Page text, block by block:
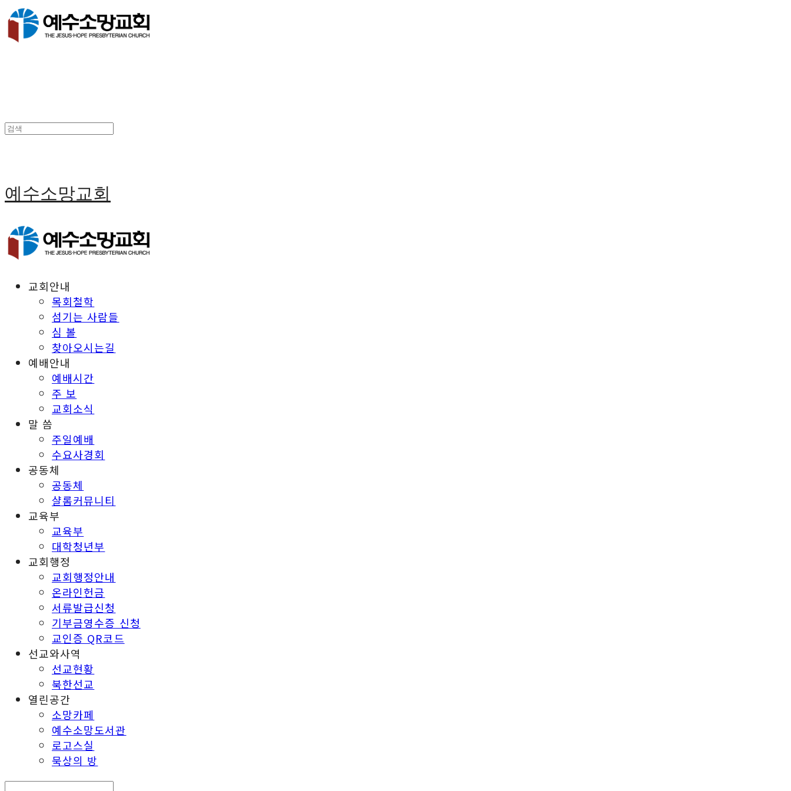
예수소망교회
교회안내
목회철학
섬기는 사람들
심 볼
찾아오시는길
예배안내
예배시간
주 보
교회소식
말 씀
주일예배
수요사경회
공동체
공동체
샬롬커뮤니티
교육부
교육부
대학청년부
교회행정
교회행정안내
온라인헌금
서류발급신청
기부금영수증 신청
교인증 QR코드
선교와사역
선교현황
북한선교
열린공간
소망카페
예수소망도서관
로고스실
묵상의 방